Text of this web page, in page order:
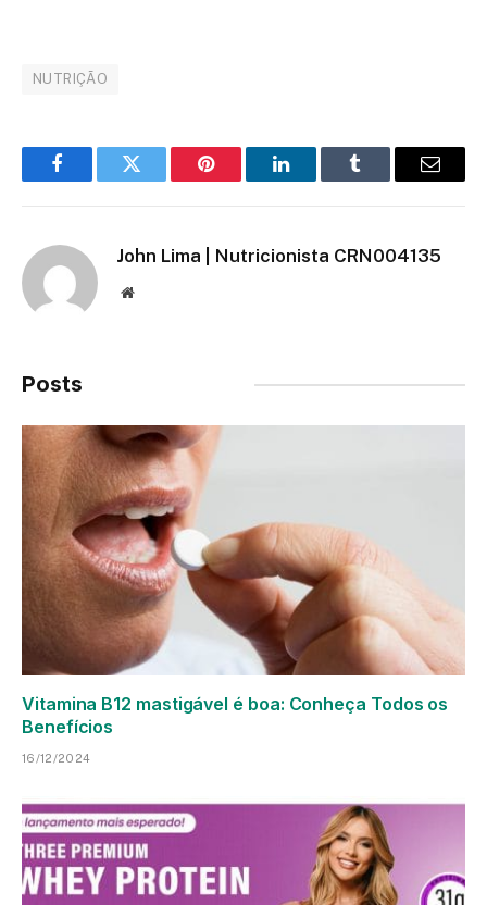
NUTRIÇÃO
FacebookTwitter Pinterest LinkedInTumblr Email
John Lima | Nutricionista CRN004135
Site
Posts
Vitamina B12 mastigável é boa: Conheça Todos os
Benefícios
16/12/2024